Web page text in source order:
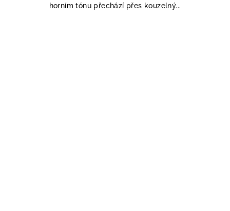
5
horním tónu přechází přes kouzelný...